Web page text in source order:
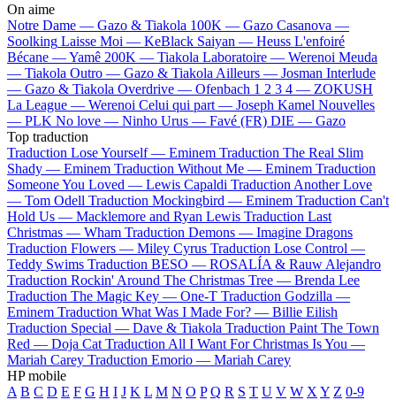
On aime
Notre Dame — Gazo & Tiakola 100K — Gazo Casanova —
Soolking Laisse Moi — KeBlack Saiyan — Heuss L'enfoiré
Bécane —Yamê 200K — Tiakola Laboratoire — Werenoi Meuda
— Tiakola Outro — Gazo & Tiakola Ailleurs — Josman Interlude
— Gazo & Tiakola Overdrive — Ofenbach 1 2 3 4 — ZOKUSH
La League — Werenoi Celui qui part — Joseph Kamel Nouvelles
— PLK No love — Ninho Urus — Favé (FR) DIE — Gazo
Top traduction
Traduction Lose Yourself — Eminem Traduction The Real Slim
Shady — Eminem Traduction Without Me — Eminem Traduction
Someone You Loved — Lewis Capaldi Traduction Another Love
— Tom Odell Traduction Mockingbird — Eminem Traduction Can't
Hold Us — Macklemore and Ryan Lewis Traduction Last
Christmas — Wham Traduction Demons — Imagine Dragons
Traduction Flowers — Miley Cyrus Traduction Lose Control —
Teddy Swims Traduction BESO — ROSALÍA & Rauw Alejandro
Traduction Rockin' Around The Christmas Tree — Brenda Lee
Traduction The Magic Key — One-T Traduction Godzilla —
Eminem Traduction What Was I Made For? — Billie Eilish
Traduction Special — Dave & Tiakola Traduction Paint The Town
Red — Doja Cat Traduction All I Want For Christmas Is You —
Mariah Carey Traduction Emorio — Mariah Carey
HP mobile
A B C D E F G H I J K L M N O P Q R S T U V W X Y Z 0-9